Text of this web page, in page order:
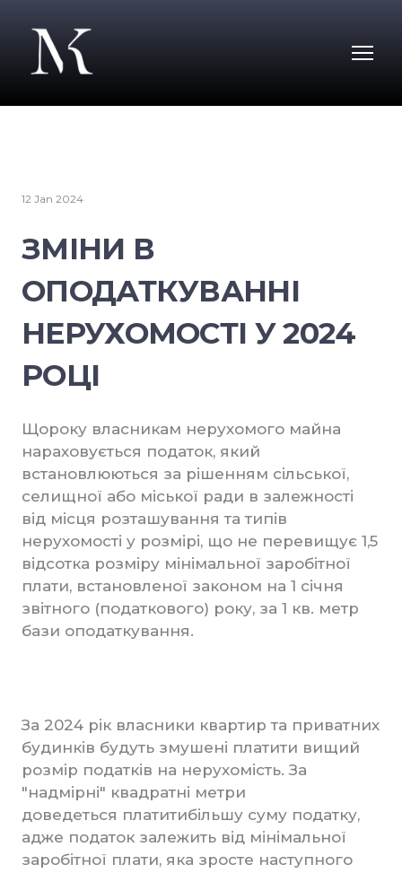
12 Jan 2024
ЗМІНИ В
ОПОДАТКУВАННІ
НЕРУХОМОСТІ У 2024
РОЦІ
Щороку власникам нерухомого майна
нараховується податок, який
встановлюються за рішенням сільської,
селищної або міської ради в залежності
від місця розташування та типів
нерухомості у розмірі, що не перевищує 1,5
відсотка розміру мінімальної заробітної
плати, встановленої законом на 1 січня
звітного (податкового) року, за 1 кв. метр
бази оподаткування.
За 2024 рік власники квартир та приватних
будинків будуть змушені платити вищий
розмір податків на нерухомість. За
"надмірні" квадратні метри
доведеться платитибільшу суму податку,
адже податок залежить від мінімальної
заробітної плати, яка зросте наступного